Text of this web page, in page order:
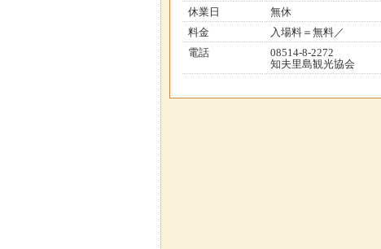
休業日
無休
料金
入場料＝無料／
電話
08514-8-2272
知夫里島観光協会